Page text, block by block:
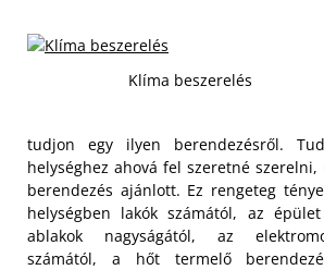
Klíma beszerelés
tudjon egy ilyen berendezésről.
helységhez ahová fel szeretné
berendezés ajánlott. Ez rengeteg
helységben lakók számától, az
ablakok nagyságától, az
számától, a hőt termelő